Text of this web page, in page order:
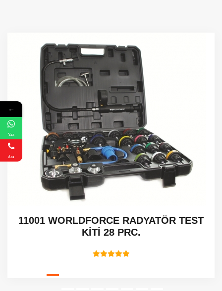
11001 WORLDFORCE RADYATÖR TEST
KİTİ 28 PRC.
←
Yaz
Ara